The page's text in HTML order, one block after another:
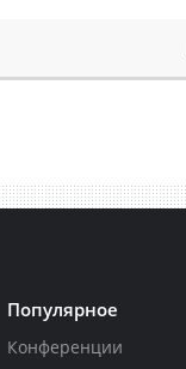
Популярное
Конференции